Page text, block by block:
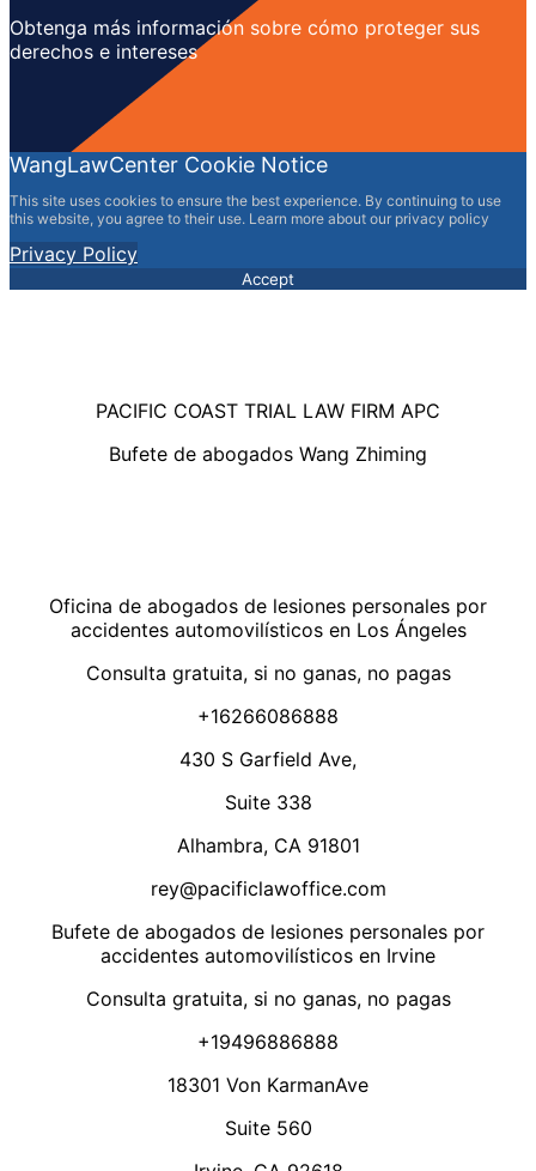
Obtenga más información sobre cómo proteger sus
derechos e intereses
WangLawCenter Cookie Notice
This site uses cookies to ensure the best experience. By continuing to use
this website, you agree to their use. Learn more about our privacy policy
Privacy Policy
Accept
PACIFIC COAST TRIAL LAW FIRM APC
Bufete de abogados Wang Zhiming
Oficina de abogados de lesiones personales por
accidentes automovilísticos en Los Ángeles
Consulta gratuita, si no ganas, no pagas
+16266086888
430 S Garfield Ave,
Suite 338
Alhambra, CA 91801
rey@pacificlawoffice.com
Bufete de abogados de lesiones personales por
accidentes automovilísticos en Irvine
Consulta gratuita, si no ganas, no pagas
+19496886888
18301 Von KarmanAve
Suite 560